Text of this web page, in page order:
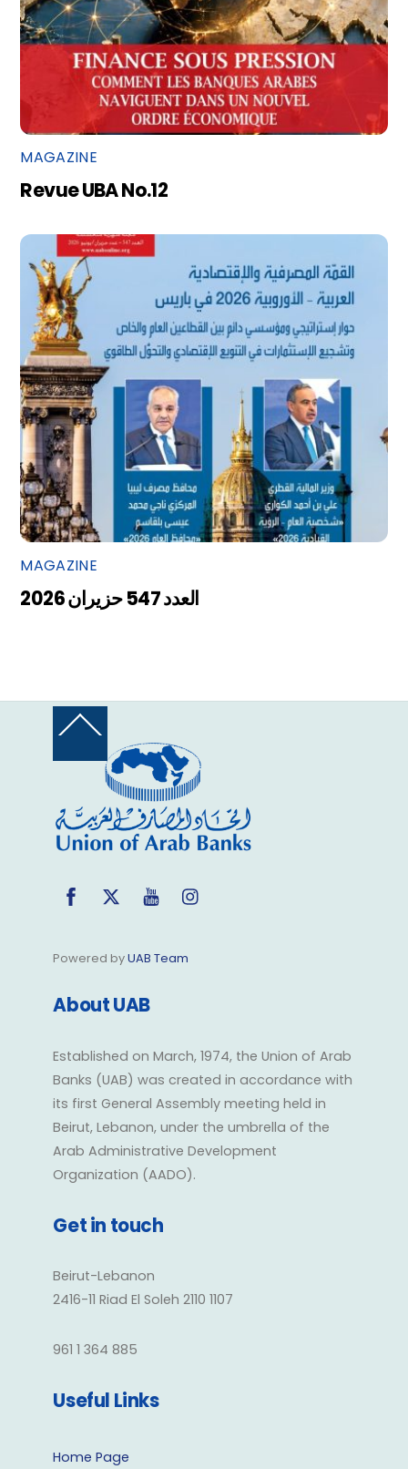
MAGAZINE
Revue UBA No.12
MAGAZINE
العدد 547 حزيران 2026
Back
Top
Facebook
Twitter YouTube
Powered byUAB Team
About UAB
Established on March, 1974, the Union of Arab
Banks (UAB) was created in accordance with
its first General Assembly meeting held in
Beirut, Lebanon, under the umbrella of the
Arab Administrative Development
Organization (AADO).
Get in touch
Beirut-Lebanon
2416-11 Riad El Soleh 2110 1107
961 1 364 885
Useful Links
Home Page